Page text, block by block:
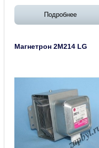
Подробнее
Магнетрон 2M214 LG